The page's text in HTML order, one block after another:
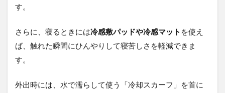
す。
さらに、寝るときには冷感敷パッドや冷感マット を使え
ば、触れた瞬間にひんやりして寝苦しさを軽減できま
す。
外出時には、水で濡らして使う「冷却スカーフ」を首に